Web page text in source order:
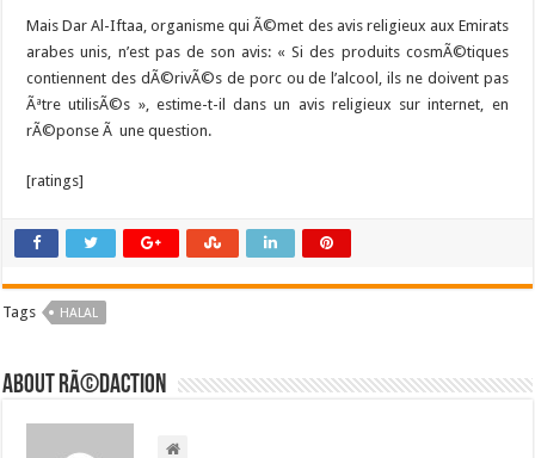
Mais Dar Al-Iftaa, organisme qui Ã©met des avis religieux aux Emirats
arabes unis, n’est pas de son avis: « Si des produits cosmÃ©tiques
contiennent des dÃ©rivÃ©s de porc ou de l’alcool, ils ne doivent pas
Ãªtre utilisÃ©s », estime-t-il dans un avis religieux sur internet, en
rÃ©ponse Ã une question.
[ratings]
Tags HALAL
About RÃ©daction